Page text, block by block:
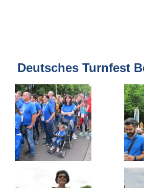
Deutsches Turnfest